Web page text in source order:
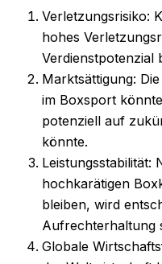
Verletzungsrisiko:
hohes
Verdienstpotenzial
Marktsättigung:
im Boxsport
potenziell auf
könnte.
Leistungsstabilität:
hochkarätigen
bleiben, wird
Aufrechterhaltung
Globale